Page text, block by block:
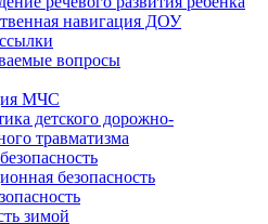
навигация ДОУ
вопросы
МЧС
детского дорожно-
травматизма
безопасность
зимой